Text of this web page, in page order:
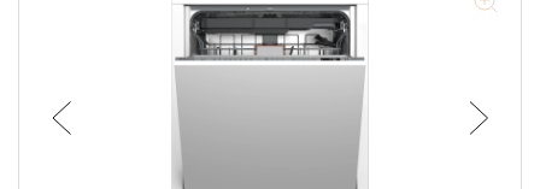
Микроволновые печи
Малая бытовая техника
О Hotpoint